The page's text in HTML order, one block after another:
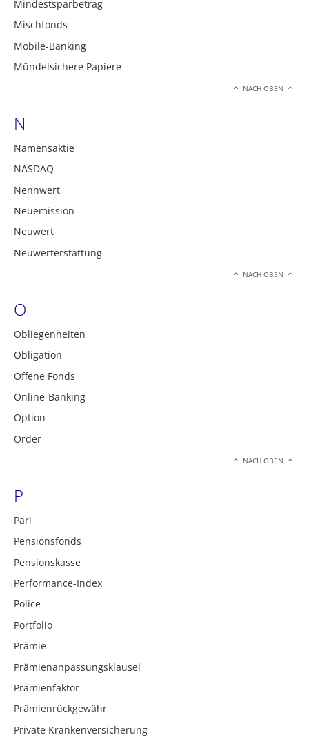
Mindestsparbetrag
Mischfonds
Mobile-Banking
Mündelsichere Papiere
NACH OBEN
N
Namensaktie
NASDAQ
Nennwert
Neuemission
Neuwert
Neuwerterstattung
NACH OBEN
O
Obliegenheiten
Obligation
Offene Fonds
Online-Banking
Option
Order
NACH OBEN
P
Pari
Pensionsfonds
Pensionskasse
Performance-Index
Police
Portfolio
Prämie
Prämienanpassungsklausel
Prämienfaktor
Prämienrückgewähr
Private Krankenversicherung